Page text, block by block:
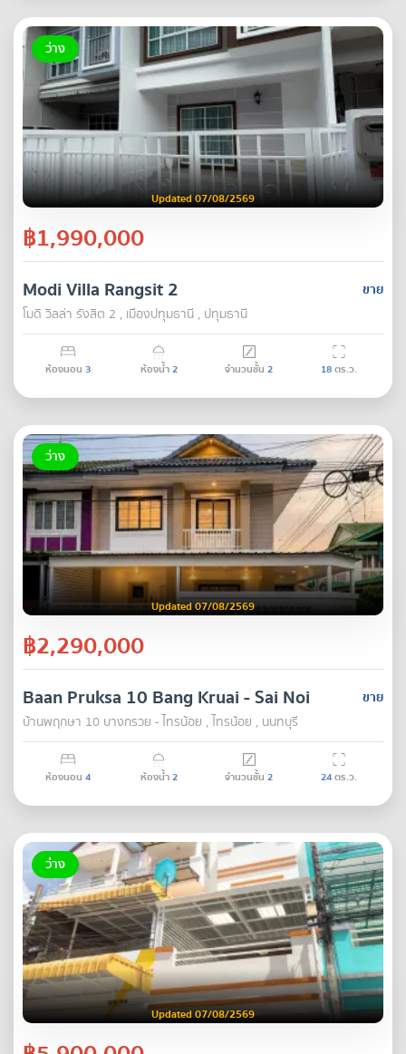
ว่าง
Updated 07/08/2569
฿1,990,000
ขาย
Modi Villa Rangsit 2
โมดิ วิลล่า รังสิต 2 , เมืองปทุมธานี , ปทุมธานี
ห้องนอน 3 ห้องน้ำ2 จำนวนชั้น 2 18ตร.ว.
ว่าง
Updated 07/08/2569
฿2,290,000
ขาย
Baan Pruksa 10 Bang Kruai - Sai Noi
บ้านพฤกษา 10 บางกรวย - ไทรน้อย , ไทรน้อย , นนทบุรี
ห้องนอน 4 ห้องน้ำ2 จำนวนชั้น 2 24ตร.ว.
ว่าง
Updated 07/08/2569